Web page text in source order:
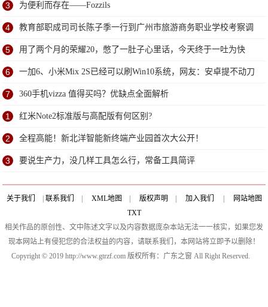
3 为便利而存在——Fozzils
4 教育部职成司司长陈子季一行到广州市旅游商务职业学校考察调
研
5 用了两个月的荣耀20，憋了一肚子心里话，今天终于一吐为快
6 一加6、小米Mix 2S已经可以刷Win10系统，网友：安卓提不动刀
了？
7 360手机vizza 值得买吗？优缺点全面解析
1 红米Note2标准版与高配版有何区别?
2 全程高能！新北洋智能新终端产业园首次大公开！
3 要说生产力，没几样工具怎么行，常备工具简评
关于我们 联系我们 XML地图 版权声明 加入我们
网站地图
TXT
相关作品的原创性、文中陈述文字以及内容数据庞杂本站无法一一核实，如果您发
现本网站上有侵犯您的合法权益的内容，请联系我们，本网站将立即予以删除！
Copyright © 2019 http://www.gtrzf.com 版权所有：广东之窗 All Right Reserved.